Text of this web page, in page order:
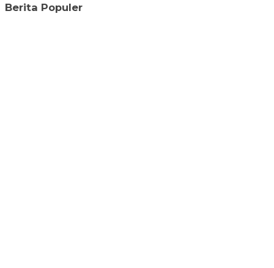
Berita Populer